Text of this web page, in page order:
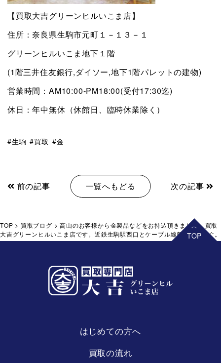
【買取大吉グリーンヒルいこま店】
住所：奈良県生駒市元町１－１３－１
グリーンヒルいこま地下１階
(1階三井住友銀行,ダイソー,地下1階パレットの建物)
営業時間：AM10:00-PM18:00(受付17:30迄)
休日：年中無休（休館日、臨時休業除く）
生駒 買取 金
前の記事 一覧へもどる 次の記事
TOP > 買取ブログ >高山のお客様から金製品などをお持込頂きました。買取
大吉グリーンヒルいこま店です。近鉄生駒駅西口とケーブル線鳥居前駅すぐ。
はじめての方へ
買取の流れ